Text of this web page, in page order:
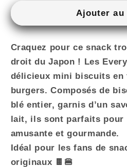
Everyburger
Chocolat
Japonais
–
Mini
Burger
au
Chocolat
au
Lait
(66g)
de
Everyburger
Chocolat
Japonais
–
Mini
Biscuits
Burger
au
Chocolat
au
Lait
Ajouter au
Craquez pour ce snack
droit du Japon ! Les
délicieux mini biscuits en
burgers. Composés de
blé entier, garnis d’un
lait, ils sont parfaits pour
amusante et gourmande.
Idéal pour les fans de
originaux 🍫🍔